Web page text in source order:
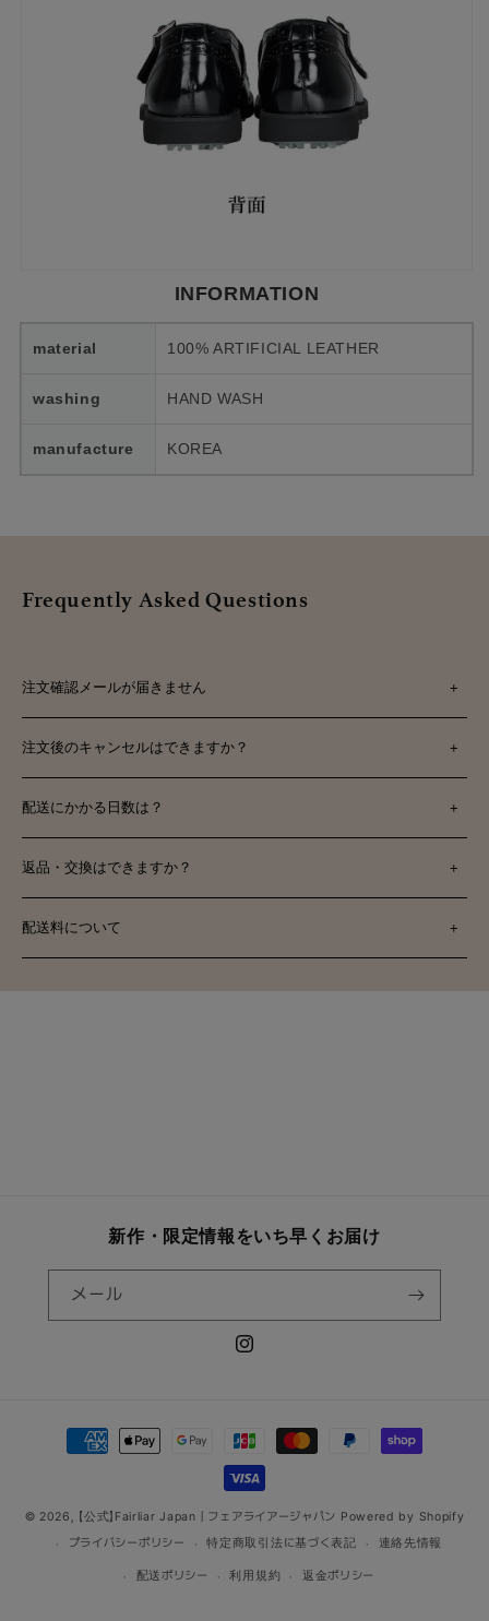
INFORMATION
material 100% ARTIFICIAL LEATHER
washing HAND WASH
manufacture KOREA
Frequently Asked Questions
注文確認メールが届きません +
注文後のキャンセルはできますか？ +
配送にかかる日数は？ +
返品・交換はできますか？ +
配送料について +
新作・限定情報をいち早くお届け
メール
Instagram
法
© 2026, 【公式】Fairliar Japan｜フェアライアージャパン Powered by Shopify
プライバシーポリシー
特定商取引法に基づく表記 連絡先情報
配送ポリシー 利用規約 返金ポリシー